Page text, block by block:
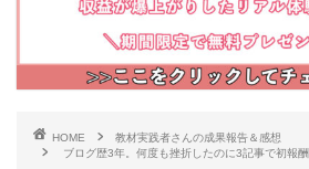
HOME
教材実践者さんの成果報告＆感想
ブログ歴3年。何度も挫折したのに3記事で初報酬